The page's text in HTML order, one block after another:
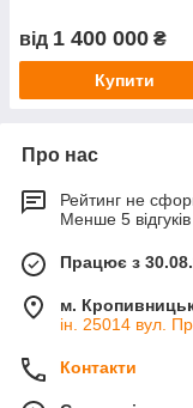
від 1 400 000 ₴
Купити
Про нас
Рейтинг не
Менше 5 відгуків
Працює з
м.
ін. 25014 вул.
Контакти